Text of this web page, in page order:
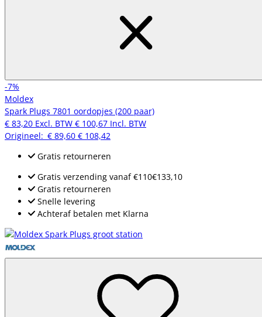
-7%
Moldex
Spark Plugs 7801 oordopjes (200 paar)
€ 83,20 Excl. BTW € 100,67 Incl. BTW
Origineel: € 89,60 € 108,42
Gratis retourneren
Gratis verzending vanaf€110€133,10
Gratis retourneren
Snelle levering
Achteraf betalen met Klarna